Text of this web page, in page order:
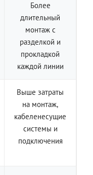
Более
длительный
монтаж с
разделкой и
прокладкой
каждой линии
Выше затраты
на монтаж,
кабеленесущие
системы и
подключения